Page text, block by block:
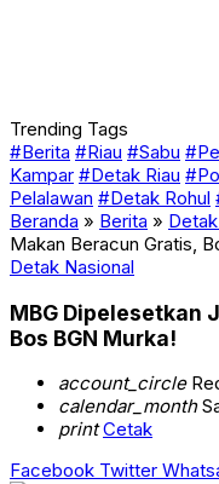
Trending Tags
#Berita #Riau #Sabu
Kampar #Detak Riau
Pelalawan #Detak Rohul
Beranda » Berita »
Makan Beracun Gratis,
Detak Nasional
MBG Dipelesetkan
Bos BGN Murka!
account_circle
calendar_month
print Cetak
Facebook Twitter